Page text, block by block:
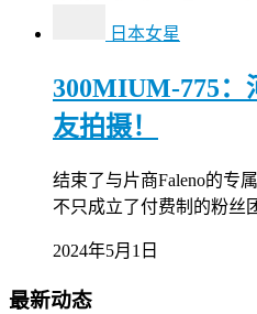
日本女星
300MIUM-775：
友拍摄！
结束了与片商Faleno的专
不只成立了付费制的粉丝
2024年5月1日
最新动态